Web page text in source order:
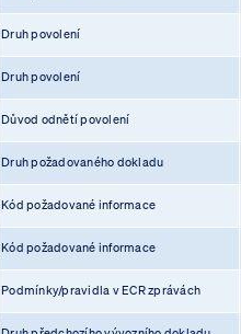
Druh povolení
Druh povolení
Důvod odnětí povolení
Druh požadovaného dokladu
Kód požadované informace
Kód požadované informace
Podmínky/pravidla v ECR zprávách